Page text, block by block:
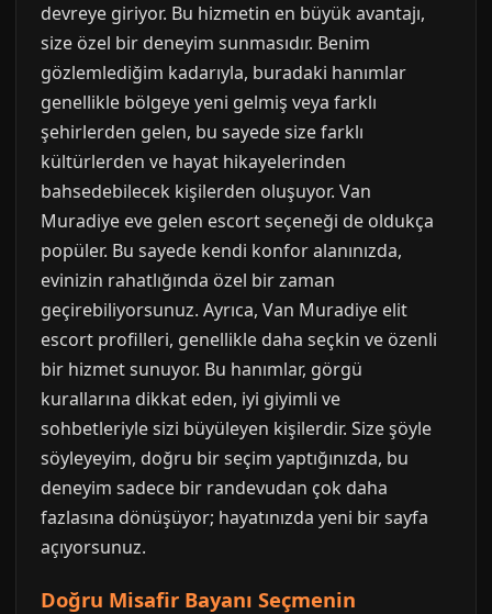
devreye giriyor. Bu hizmetin en büyük avantajı,
size özel bir deneyim sunmasıdır. Benim
gözlemlediğim kadarıyla, buradaki hanımlar
genellikle bölgeye yeni gelmiş veya farklı
şehirlerden gelen, bu sayede size farklı
kültürlerden ve hayat hikayelerinden
bahsedebilecek kişilerden oluşuyor. Van
Muradiye eve gelen escort seçeneği de oldukça
popüler. Bu sayede kendi konfor alanınızda,
evinizin rahatlığında özel bir zaman
geçirebiliyorsunuz. Ayrıca, Van Muradiye elit
escort profilleri, genellikle daha seçkin ve özenli
bir hizmet sunuyor. Bu hanımlar, görgü
kurallarına dikkat eden, iyi giyimli ve
sohbetleriyle sizi büyüleyen kişilerdir. Size şöyle
söyleyeyim, doğru bir seçim yaptığınızda, bu
deneyim sadece bir randevudan çok daha
fazlasına dönüşüyor; hayatınızda yeni bir sayfa
açıyorsunuz.
Doğru Misafir Bayanı Seçmenin